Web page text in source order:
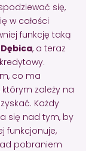
się,
w całości
funkcję taką
, a teraz
co ma
zależy na
Każdy
się nad tym, by
funkcjonuje,
pobraniem